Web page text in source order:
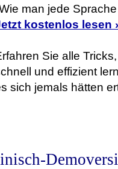
man jede
kostenlos lesen
Sie alle
und effizient
sich jemals hätten